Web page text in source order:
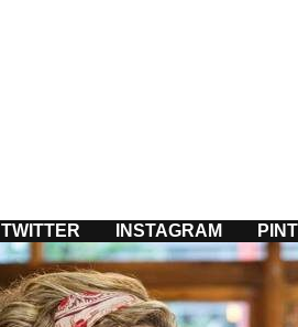
TWITTER INSTAGRAM